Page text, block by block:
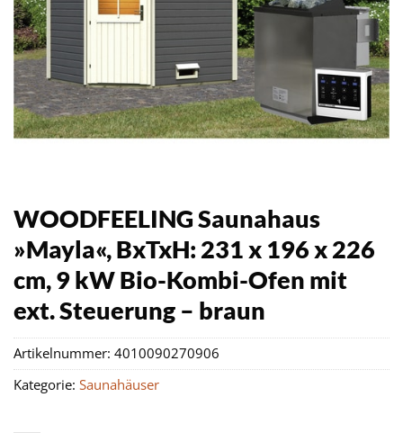
WOODFEELING Saunahaus
»Mayla«, BxTxH: 231 x 196 x 226
cm, 9 kW Bio-Kombi-Ofen mit
ext. Steuerung – braun
Artikelnummer: 4010090270906
Kategorie: Saunahäuser